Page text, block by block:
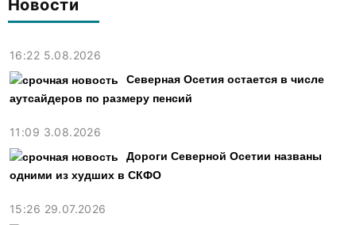
Новости
16:22 5.08.2026
Северная Осетия остается в числе
аутсайдеров по размеру пенсий
11:09 3.08.2026
Дороги Северной Осетии названы
одними из худших в СКФО
15:26 29.07.2026